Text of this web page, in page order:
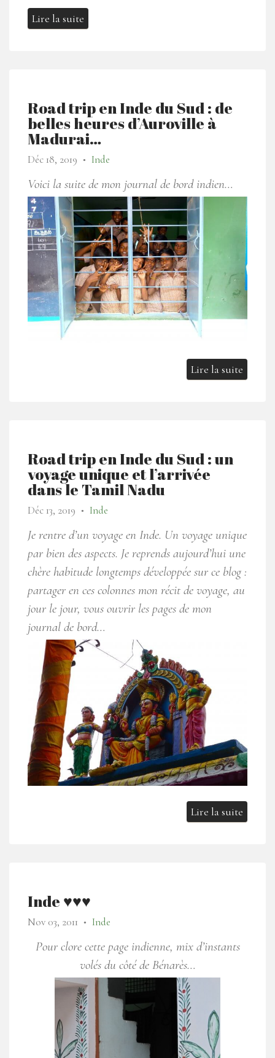
Lire la suite
Road trip en Inde du Sud : de
belles heures d’Auroville à
Madurai…
Déc 18, 2019 ● Inde
Voici la suite de mon journal de bord indien…
Lire la suite
Road trip en Inde du Sud : un
voyage unique et l’arrivée
dans le Tamil Nadu
Déc 13, 2019 ● Inde
Je rentre d’un voyage en Inde. Un voyage unique
par bien des aspects. Je reprends aujourd’hui une
chère habitude longtemps développée sur ce blog :
partager en ces colonnes mon récit de voyage, au
jour le jour, vous ouvrir les pages de mon
journal de bord…
Lire la suite
Inde ♥♥♥
Nov 03, 2011 ● Inde
Pour clore cette page indienne, mix d’instants
volés du côté de Bénarès…